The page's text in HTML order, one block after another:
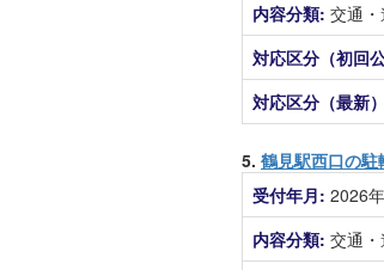
内容分類: 交通
対応区分（初回
対応区分（最新
5. 鶴見駅西口の
受付年月: 2026
内容分類: 交通